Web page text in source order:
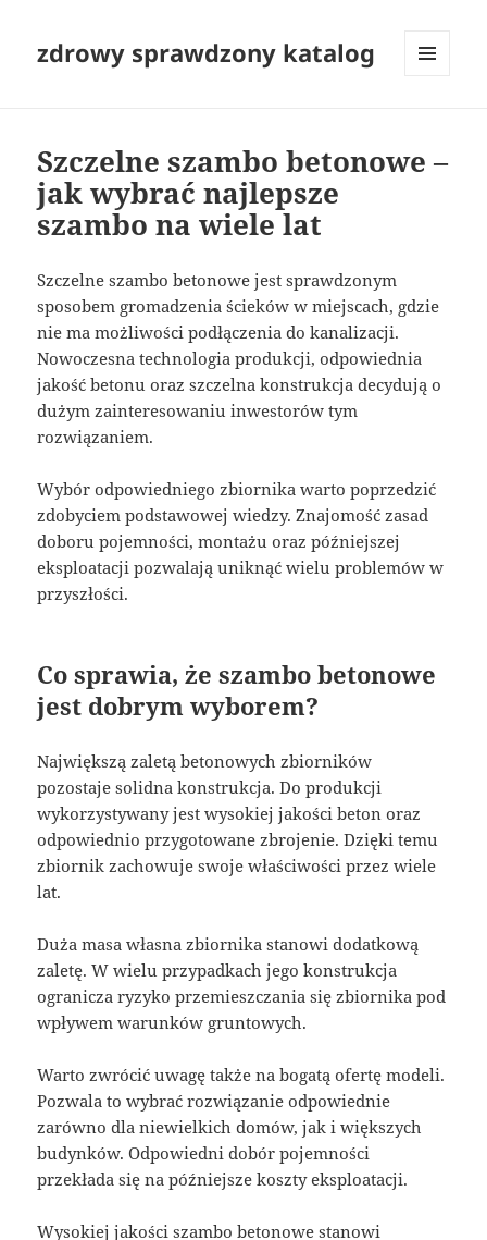
zdrowy sprawdzony katalog
Szczelne szambo betonowe –
jak wybrać najlepsze
szambo na wiele lat
Szczelne szambo betonowe jest sprawdzonym
sposobem gromadzenia ścieków w miejscach, gdzie
nie ma możliwości podłączenia do kanalizacji.
Nowoczesna technologia produkcji, odpowiednia
jakość betonu oraz szczelna konstrukcja decydują o
dużym zainteresowaniu inwestorów tym
rozwiązaniem.
Wybór odpowiedniego zbiornika warto poprzedzić
zdobyciem podstawowej wiedzy. Znajomość zasad
doboru pojemności, montażu oraz późniejszej
eksploatacji pozwalają uniknąć wielu problemów w
przyszłości.
Co sprawia, że szambo betonowe
jest dobrym wyborem?
Największą zaletą betonowych zbiorników
pozostaje solidna konstrukcja. Do produkcji
wykorzystywany jest wysokiej jakości beton oraz
odpowiednio przygotowane zbrojenie. Dzięki temu
zbiornik zachowuje swoje właściwości przez wiele
lat.
Duża masa własna zbiornika stanowi dodatkową
zaletę. W wielu przypadkach jego konstrukcja
ogranicza ryzyko przemieszczania się zbiornika pod
wpływem warunków gruntowych.
Warto zwrócić uwagę także na bogatą ofertę modeli.
Pozwala to wybrać rozwiązanie odpowiednie
zarówno dla niewielkich domów, jak i większych
budynków. Odpowiedni dobór pojemności
przekłada się na późniejsze koszty eksploatacji.
Wysokiej jakości szambo betonowe stanowi